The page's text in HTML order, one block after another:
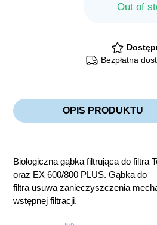
Out of
Bezpłatna
OPIS PRODUKTU
Biologiczna gąbka filtrująca do filtra
oraz EX 600/800 PLUS. Gąbka do
filtra usuwa zanieczyszczenia
wstępnej filtracji.